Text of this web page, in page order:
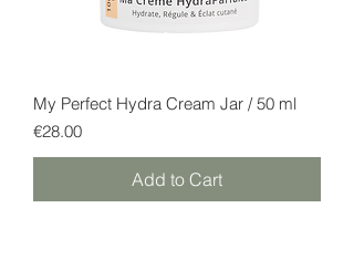
My Perfect Hydra Cream Jar / 50 ml
Price
€28.00
Add to Cart